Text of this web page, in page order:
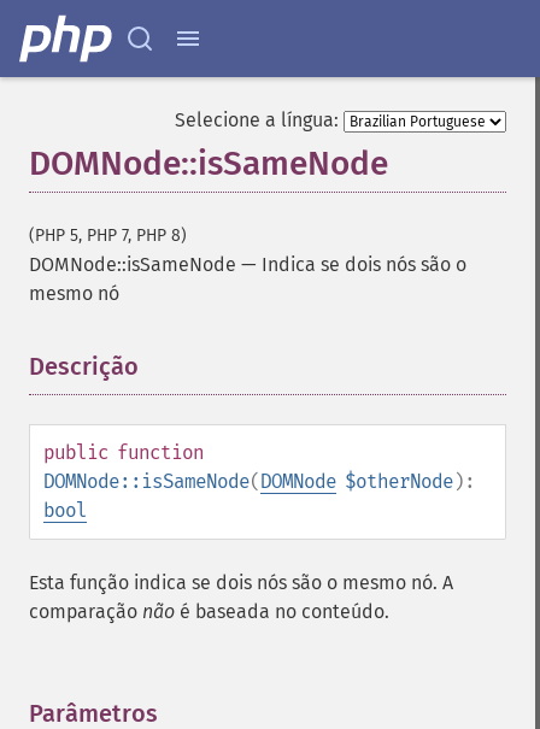
Selecione a língua:
DOMNode::isSameNode
(PHP 5, PHP 7, PHP 8)
DOMNode::isSameNode — Indica se dois nós são o
mesmo nó
Descrição
public function
DOMNode::isSameNode(DOMNode $otherNode):
bool
Esta função indica se dois nós são o mesmo nó. A
comparação não é baseada no conteúdo.
Parâmetros